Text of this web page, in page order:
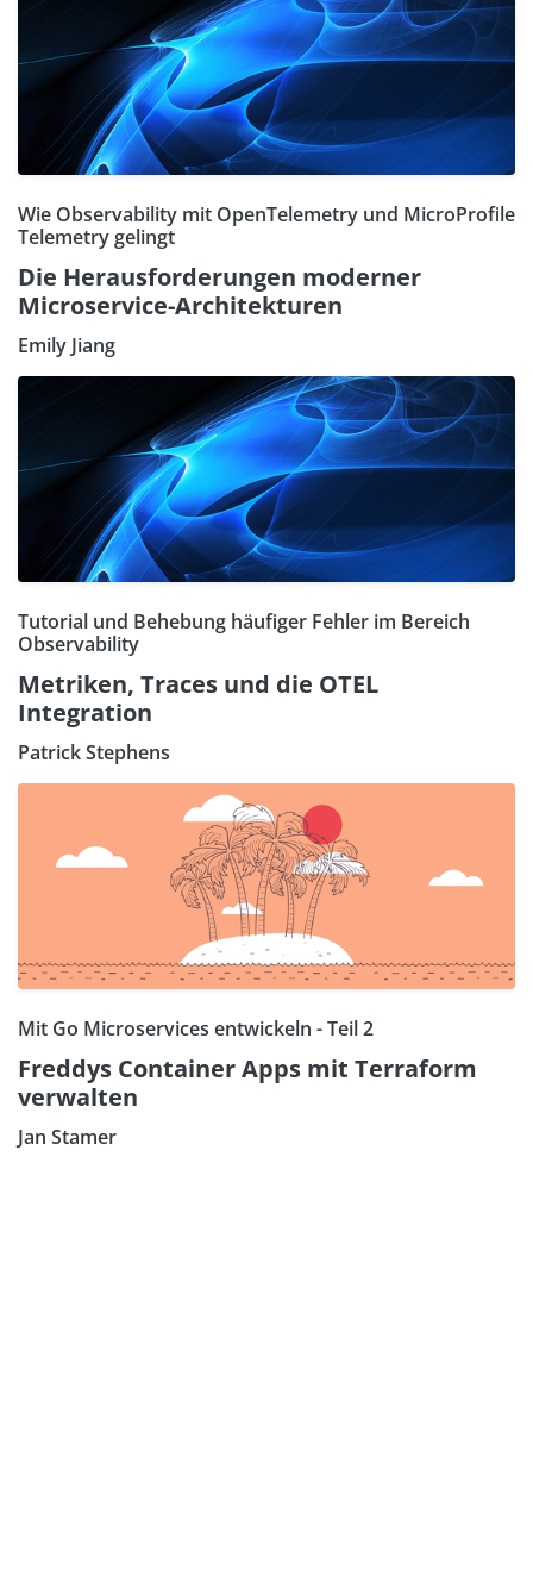
Wie Observability mit OpenTelemetry und MicroProfile
Telemetry gelingt
Die Herausforderungen moderner
Microservice-Architekturen
Emily Jiang
Tutorial und Behebung häufiger Fehler im Bereich
Observability
Metriken, Traces und die OTEL
Integration
Patrick Stephens
Mit Go Microservices entwickeln - Teil 2
Freddys Container Apps mit Terraform
verwalten
Jan Stamer